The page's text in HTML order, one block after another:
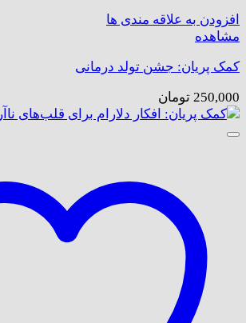
افزودن به علاقه مندی ها
مشاهده
کمک پریان: جشن تولد درمانی
250,000 تومان